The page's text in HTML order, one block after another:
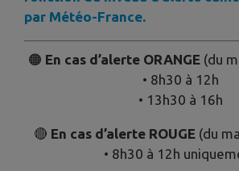
par Météo-France.
🟠 En cas d’alerte ORANGE (du
• 8h30 à 12h
• 13h30 à 16h
🔴 En cas d’alerte ROUGE(du
• 8h30 à 12h